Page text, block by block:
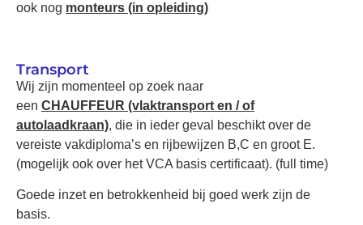
ook nog monteurs (in opleiding)
Transport
Wij zijn momenteel op zoek naar
een CHAUFFEUR (vlaktransport en / of
autolaadkraan), die in ieder geval beschikt over de
vereiste vakdiploma’s en rijbewijzen B,C en groot E.
(mogelijk ook over het VCA basis certificaat). (full time)
Goede inzet en betrokkenheid bij goed werk zijn de
basis.